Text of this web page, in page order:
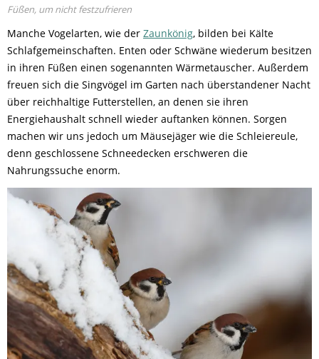
Füßen, um nicht festzufrieren
Manche Vogelarten, wie der Zaunkönig, bilden bei Kälte
Schlafgemeinschaften. Enten oder Schwäne wiederum besitzen
in ihren Füßen einen sogenannten Wärmetauscher. Außerdem
freuen sich die Singvögel im Garten nach überstandener Nacht
über reichhaltige Futterstellen, an denen sie ihren
Energiehaushalt schnell wieder auftanken können. Sorgen
machen wir uns jedoch um Mäusejäger wie die Schleiereule,
denn geschlossene Schneedecken erschweren die
Nahrungssuche enorm.